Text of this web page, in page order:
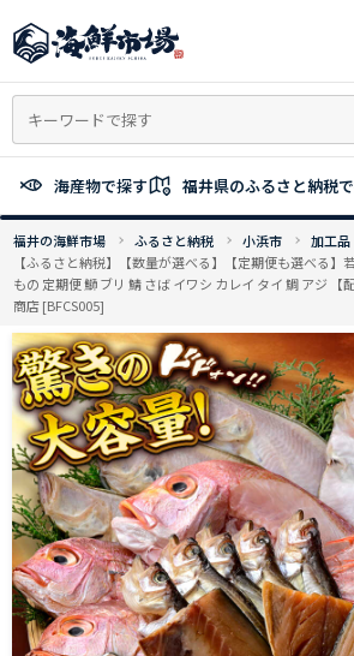
ン
ン
へ
ッ
海産物で探す 福井県のふるさと納税
福井の海鮮市場 ふるさと納税 小浜市
加工品
【ふるさと納税】【数量が選べる】【定期便も選べる】
もの 定期便 鰤 ブリ 鯖 さば イワシ カレイ タイ 鯛 アジ 【
商店 [BFCS005]